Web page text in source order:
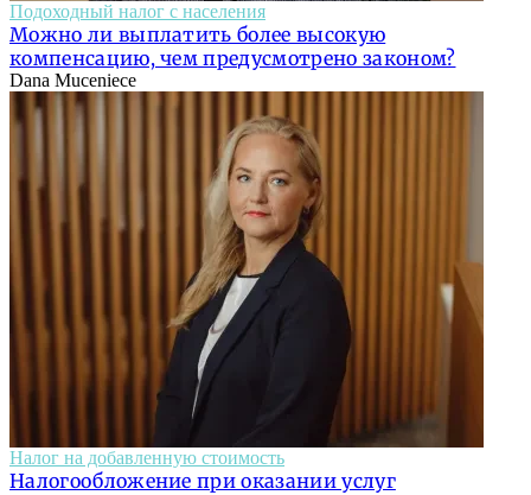
Подоходный налог с населения
Можно ли выплатить более высокую
компенсацию, чем предусмотрено законом?
Dana Muceniece
Налог на добавленную стоимость
Налогообложение при оказании услуг